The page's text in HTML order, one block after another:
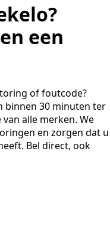
een
of foutcode?
binnen 30 minuten ter
alle merken. We
en zorgen dat u
Bel direct, ook